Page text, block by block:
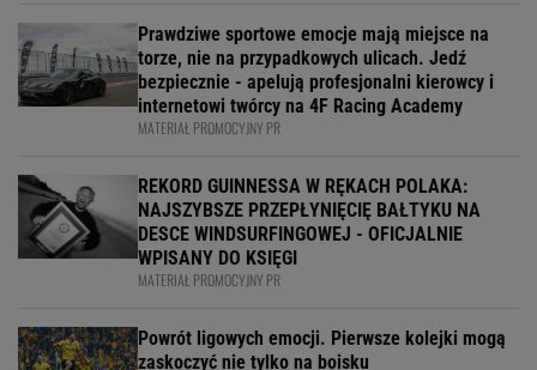
Prawdziwe sportowe emocje mają miejsce na
torze, nie na przypadkowych ulicach. Jedź
bezpiecznie - apelują profesjonalni kierowcy i
internetowi twórcy na 4F Racing Academy
MATERIAŁ PROMOCYJNY PR
REKORD GUINNESSA W RĘKACH POLAKA:
NAJSZYBSZE PRZEPŁYNIĘCIĘ BAŁTYKU NA
DESCE WINDSURFINGOWEJ - OFICJALNIE
WPISANY DO KSIĘGI
MATERIAŁ PROMOCYJNY PR
Powrót ligowych emocji. Pierwsze kolejki mogą
zaskoczyć nie tylko na boisku